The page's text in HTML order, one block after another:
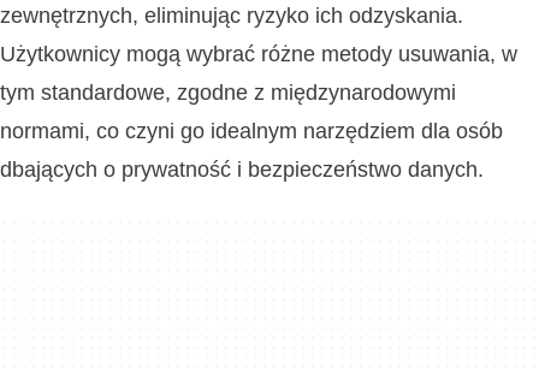
zewnętrznych, eliminując ryzyko ich odzyskania.
Użytkownicy mogą wybrać różne metody usuwania, w
tym standardowe, zgodne z międzynarodowymi
normami, co czyni go idealnym narzędziem dla osób
dbających o prywatność i bezpieczeństwo danych.